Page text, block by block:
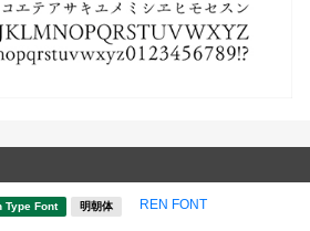
Type Font 明朝体 REN FONT